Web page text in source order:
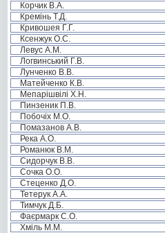
Корчик В.А.
Кремінь Т.Д.
Кривошея Г.Г.
Ксенжук О.С.
Левус А.М.
Логвинський Г.В.
Лунченко В.В.
Матейченко К.В.
Мепарішвілі Х.Н.
Пинзеник П.В.
Побочіх М.О.
Помазанов А.В.
Река А.О.
Романюк В.М.
Сидорчук В.В.
Сочка О.О.
Стеценко Д.О.
Тетерук А.А.
Тимчук Д.Б.
Фаєрмарк С.О.
Хміль М.М.